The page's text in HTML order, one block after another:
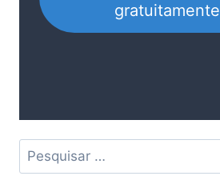
gratuitamente
Pesquisar
por: